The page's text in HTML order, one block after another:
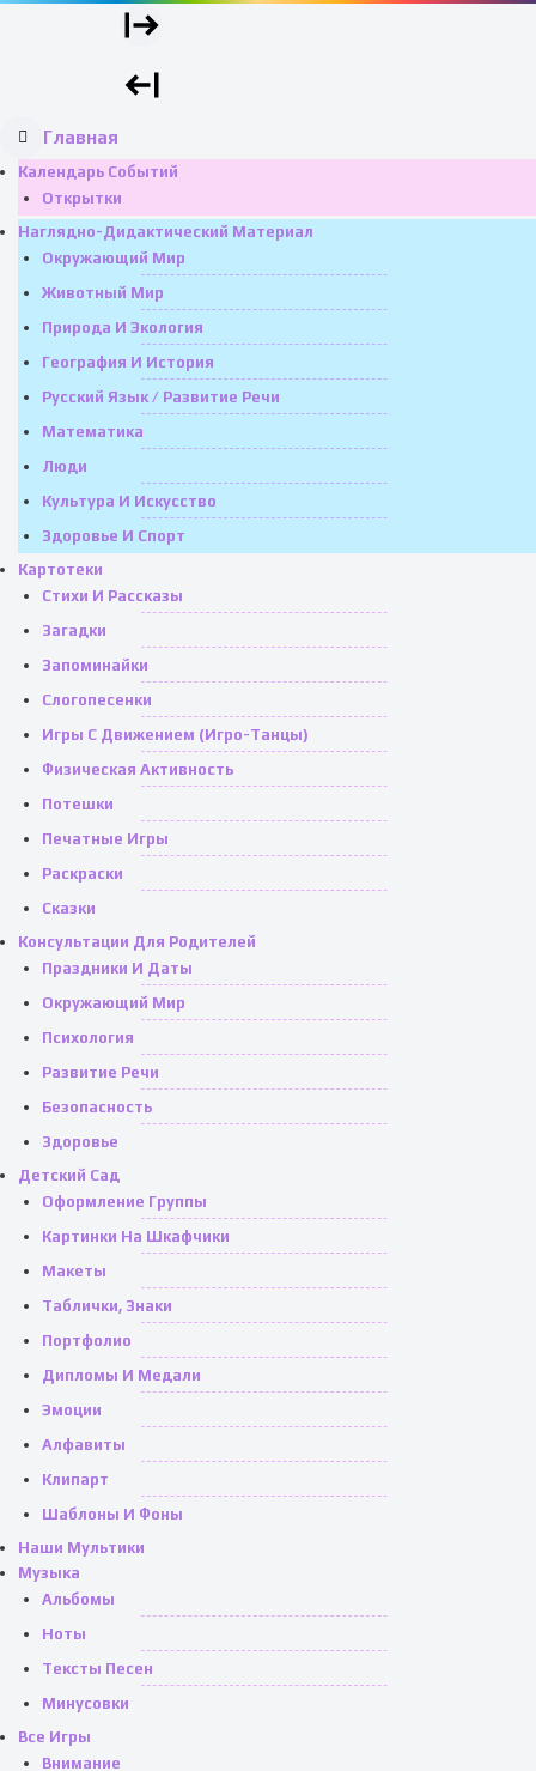
Главная
Календарь Событий
Открытки
Наглядно-Дидактический Материал
Окружающий Мир
Животный Мир
Природа И Экология
География И История
Русский Язык / Развитие Речи
Математика
Люди
Культура И Искусство
Здоровье И Спорт
Картотеки
Стихи И Рассказы
Загадки
Запоминайки
Слогопесенки
Игры С Движением (игро-Танцы)
Физическая Активность
Потешки
Печатные Игры
Раскраски
Сказки
Консультации Для Родителей
Праздники И Даты
Окружающий Мир
Психология
Развитие Речи
Безопасность
Здоровье
Детский Сад
Оформление Группы
Картинки На Шкафчики
Макеты
Таблички, Знаки
Портфолио
Дипломы И Медали
Эмоции
Алфавиты
Клипарт
Шаблоны И Фоны
Наши Мультики
Музыка
Альбомы
Ноты
Тексты Песен
Минусовки
Все Игры
Внимание